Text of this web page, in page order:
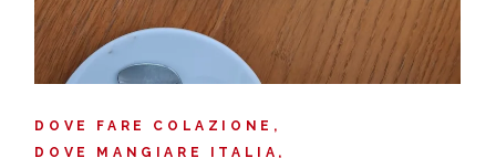
DOVE FARE COLAZIONE
DOVE MANGIARE ITALIA